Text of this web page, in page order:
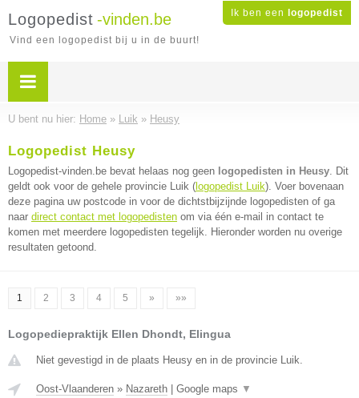
Ik ben een logopedist
Logopedist -vinden.be
Vind een logopedist bij u in de buurt!
U bent nu hier: Home » Luik » Heusy
Logopedist Heusy
Logopedist-vinden.be bevat helaas nog geen logopedisten in Heusy. Dit
geldt ook voor de gehele provincie Luik ( logopedist Luik). Voer bovenaan
deze pagina uw postcode in voor de dichtstbijzijnde logopedisten of ga
naar direct contact met logopedisten om via één e-mail in contact te
komen met meerdere logopedisten tegelijk. Hieronder worden nu overige
resultaten getoond.
1 2 3 4 5 » »»
Logopediepraktijk Ellen Dhondt, Elingua
Niet gevestigd in de plaats Heusy en in de provincie Luik.
Oost-Vlaanderen » Nazareth Google maps ▼